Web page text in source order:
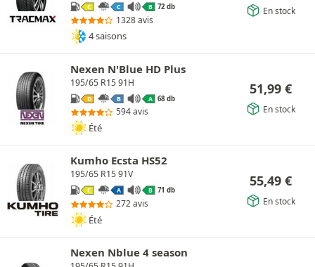
C C B 72 db
1328 avis
4 saisons
En stock
Nexen N'Blue HD Plus
195/65 R15 91H
D B A 68 db
594 avis
Été
51,99 €
En stock
Kumho Ecsta HS52
195/65 R15 91V
C A B 71 db
272 avis
Été
55,49 €
En stock
Nexen Nblue 4 season